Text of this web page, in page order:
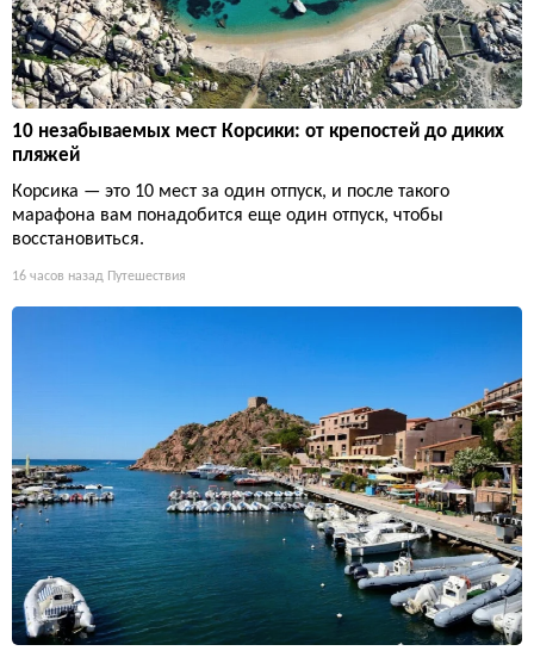
10 незабываемых мест Корсики: от крепостей до диких
пляжей
Корсика — это 10 мест за один отпуск, и после такого
марафона вам понадобится еще один отпуск, чтобы
восстановиться.
16 часов назад Путешествия